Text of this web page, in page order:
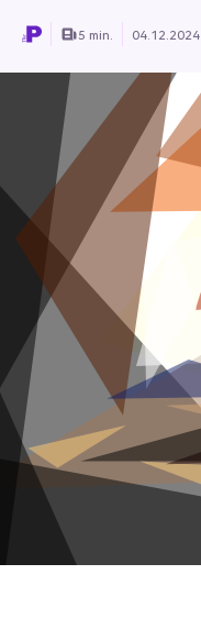
5 min. 04.12.2024